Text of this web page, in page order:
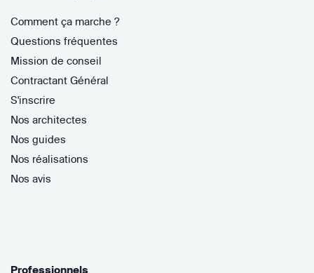
Comment ça marche ?
Questions fréquentes
Mission de conseil
Contractant Général
S'inscrire
Nos architectes
Nos guides
Nos réalisations
Nos avis
Professionnels